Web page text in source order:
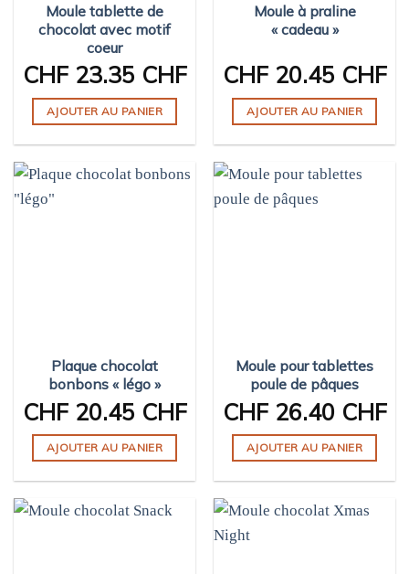
Moule tablette de
chocolat avec motif
coeur
CHF23.35 CHF
AJOUTER AU PANIER
Moule à praline
« cadeau »
CHF20.45 CHF
AJOUTER AU PANIER
Plaque chocolat
bonbons « légo »
CHF20.45 CHF
AJOUTER AU PANIER
Moule pour tablettes
poule de pâques
CHF26.40 CHF
AJOUTER AU PANIER